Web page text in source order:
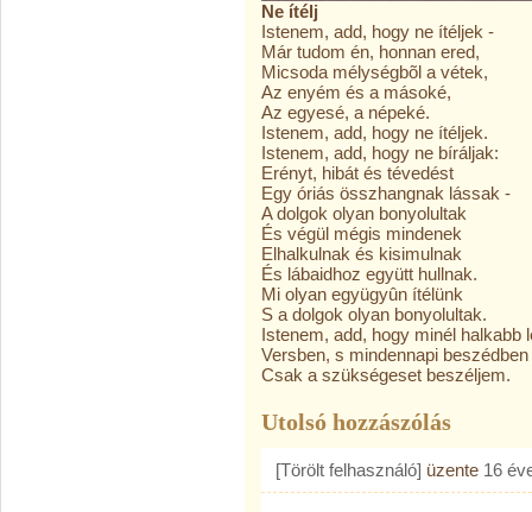
Ne ítélj
Istenem, add, hogy ne ítéljek -
Már tudom én, honnan ered,
Micsoda mélységbõl a vétek,
Az enyém és a másoké,
Az egyesé, a népeké.
Istenem, add, hogy ne ítéljek.
Istenem, add, hogy ne bíráljak:
Erényt, hibát és tévedést
Egy óriás összhangnak lássak -
A dolgok olyan bonyolultak
És végül mégis mindenek
Elhalkulnak és kisimulnak
És lábaidhoz együtt hullnak.
Mi olyan együgyûn ítélünk
S a dolgok olyan bonyolultak.
Istenem, add, hogy minél halkabb
Versben, s mindennapi beszédben
Csak a szükségeset beszéljem.
Utolsó hozzászólás
[Törölt felhasználó] üzente 16